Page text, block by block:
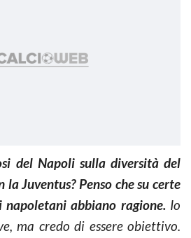
del Napoli sulla diversità del
Juventus? Penso che su certe
napoletani abbiano ragione.Io
ma credo di essere obiettivo.